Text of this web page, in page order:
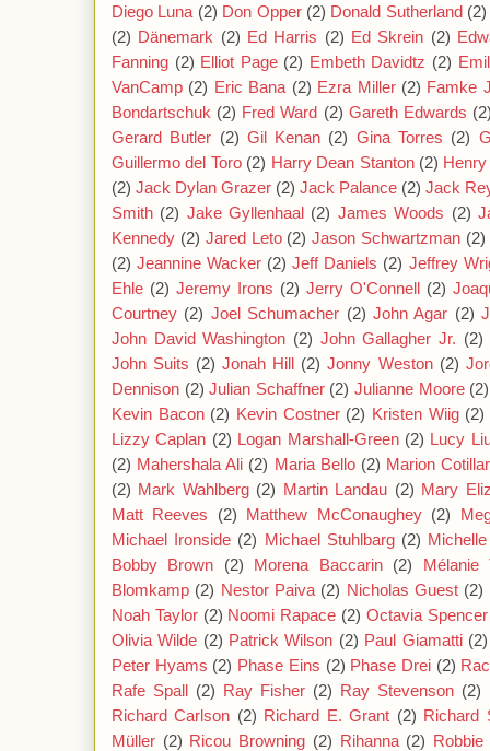
Diego Luna (2) Don Opper (2) Donald Sutherland (2)
(2) Dänemark (2) Ed Harris (2) Ed Skrein (2)
Fanning (2) Elliot Page (2) Embeth Davidtz (2)
VanCamp (2) Eric Bana (2) Ezra Miller (2) Famke
Bondartschuk (2) Fred Ward (2) Gareth Edwards
Gerard Butler (2) Gil Kenan (2) Gina Torres (2)
Guillermo del Toro (2) Harry Dean Stanton (2)
(2) Jack Dylan Grazer (2) Jack Palance (2) Jack
Smith (2) Jake Gyllenhaal (2) James Woods (2)
Kennedy (2) Jared Leto (2) Jason Schwartzman (2)
(2) Jeannine Wacker (2) Jeff Daniels (2) Jeffrey
Ehle (2) Jeremy Irons (2) Jerry O'Connell (2)
Courtney (2) Joel Schumacher (2) John Agar (2)
John David Washington (2) John Gallagher Jr. (2)
John Suits (2) Jonah Hill (2) Jonny Weston (2)
Dennison (2) Julian Schaffner (2) Julianne Moore (2)
Kevin Bacon (2) Kevin Costner (2) Kristen Wiig (2)
Lizzy Caplan (2) Logan Marshall-Green (2) Lucy
(2) Mahershala Ali (2) Maria Bello (2) Marion
(2) Mark Wahlberg (2) Martin Landau (2) Mary
Matt Reeves
(2) Matthew McConaughey (2)
Michael Ironside (2) Michael Stuhlbarg (2)
Bobby Brown
(2) Morena Baccarin (2)
Mélanie
Blomkamp (2) Nestor Paiva (2) Nicholas Guest (2)
Noah Taylor (2) Noomi Rapace (2) Octavia Spencer
Olivia Wilde (2) Patrick Wilson (2) Paul Giamatti (2)
Peter Hyams (2) Phase Eins (2) Phase Drei (2)
Rafe Spall (2) Ray Fisher (2) Ray Stevenson (2)
Richard Carlson (2) Richard E. Grant (2) Richard
Müller (2) Ricou Browning (2) Rihanna (2) Robbie